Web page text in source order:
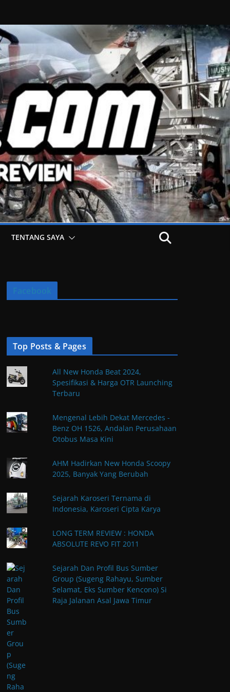
TENTANG SAYA
Facebook
Top Posts & Pages
All New Honda Beat 2024,
Spesifikasi & Harga OTR Launching
Terbaru
Mengenal Lebih Dekat Mercedes -
Benz OH 1526, Andalan Perusahaan
Otobus Masa Kini
AHM Hadirkan New Honda Scoopy
2025, Banyak Yang Berubah
Sejarah Karoseri Ternama di
Indonesia, Karoseri Cipta Karya
LONG TERM REVIEW : HONDA
ABSOLUTE REVO FIT 2011
Sejarah Dan Profil Bus Sumber
Group (Sugeng Rahayu, Sumber
Selamat, Eks Sumber Kencono) Si
Raja Jalanan Asal Jawa Timur